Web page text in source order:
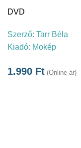
DVD
Szerző: Tarr Béla
Kiadó: Mokép
1.990 Ft (Online ár)